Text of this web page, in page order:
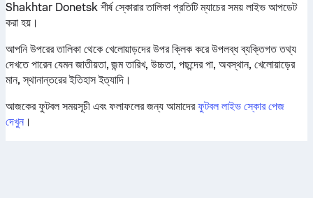
Shakhtar Donetsk শীর্ষ স্কোরার তালিকা প্রতিটি ম্যাচের সময় লাইভ আপডেট
করা হয়।
আপনি উপরের তালিকা থেকে খেলোয়াড়দের উপর ক্লিক করে উপলব্ধ ব্যক্তিগত তথ্য
দেখতে পারেন যেমন জাতীয়তা, জন্ম তারিখ, উচ্চতা, পছন্দের পা, অবস্থান, খেলোয়াড়ের
মান, স্থানান্তরের ইতিহাস ইত্যাদি।
আজকের ফুটবল সময়সূচী এবং ফলাফলের জন্য আমাদেরফুটবল লাইভ স্কোর পেজ
দেখুন।